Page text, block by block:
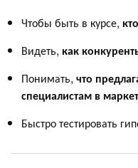
Чтобы быть в курсе,
Видеть, как
Понимать, что
специалистам в
Быстро тестировать